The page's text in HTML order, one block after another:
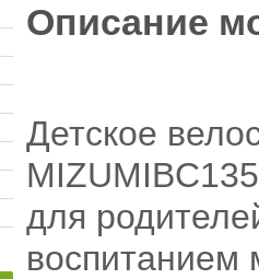
Описание
Детское
для
воспитанием